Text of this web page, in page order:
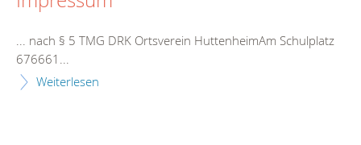
... nach § 5 TMG DRK Ortsverein HuttenheimAm Schulplatz
676661...
Weiterlesen